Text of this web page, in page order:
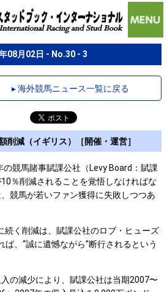
08月02日 - No.30 - 3
▸ 海外競馬ニュース一覧に戻る
削減（イギリス）［開催・運営］
競馬賭事賦課公社（Levy Board：賦課
％削減されることを覚悟しなければな
競馬が若いファン獲得に失敗しつつあ
く削減は、賦課公社のロブ・ヒューズ
ば、“誠に遺憾ながら”断行されるという
の減少により、賦課公社は当期2007〜